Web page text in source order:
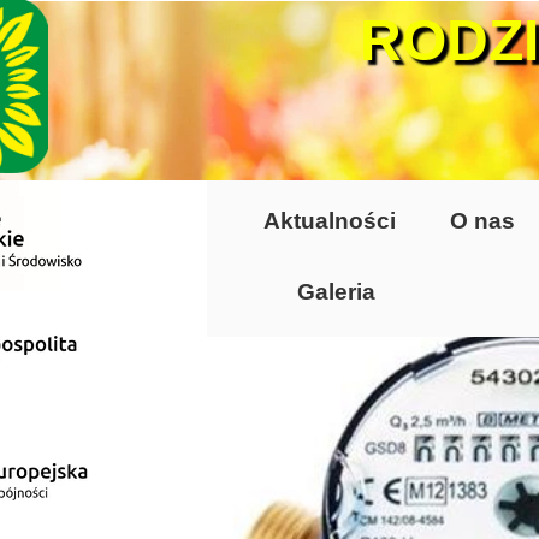
Galeria
Lata 70-te, lata
Altany lata 70-te,
Dzień Działkowca
Aktualności O nas